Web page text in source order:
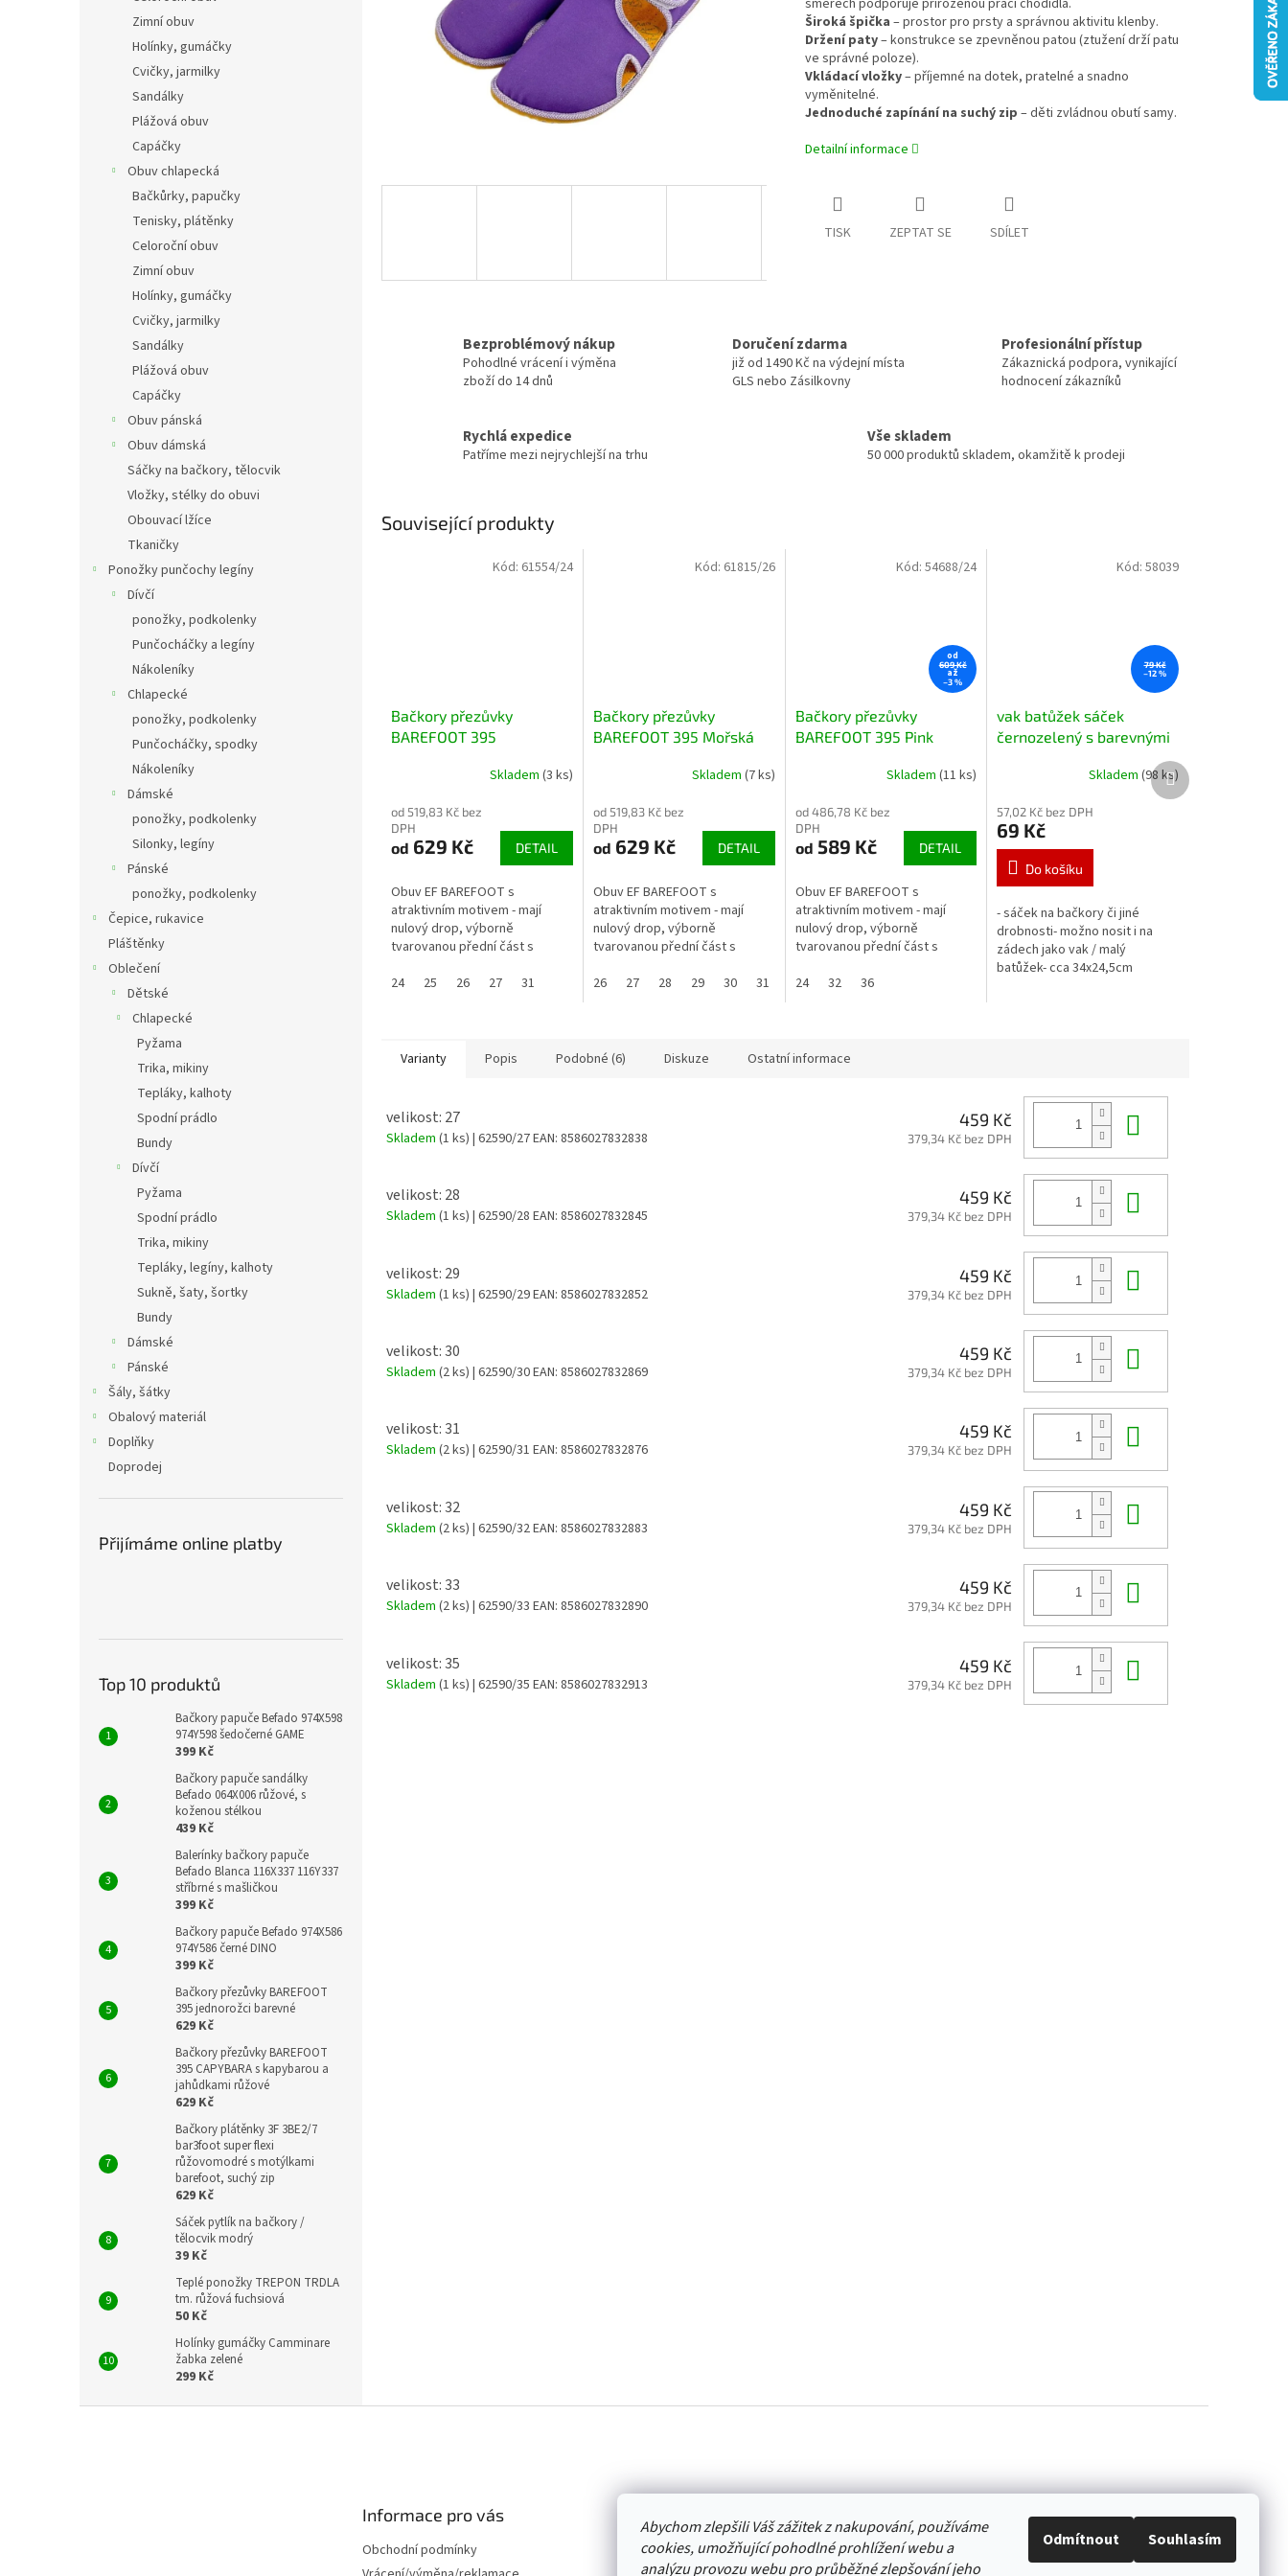
Abychom zlepšili Váš zážitek z nakupování, používáme
cookies, umožňující pohodlné prohlížení webu a
analýzu provozu webu pro průběžné zlepšování jeho
Odmítnout Souhlasím
Zimní obuv
Holínky, gumáčky
Cvičky, jarmilky
Sandálky
Plážová obuv
Capáčky
Obuv chlapecká
Bačkůrky, papučky
Tenisky, plátěnky
Celoroční obuv
Zimní obuv
Holínky, gumáčky
Cvičky, jarmilky
Sandálky
Plážová obuv
Capáčky
Obuv pánská
Obuv dámská
Sáčky na bačkory, tělocvik
Vložky, stélky do obuvi
Obouvací lžíce
Tkaničky
Ponožky punčochy legíny
Dívčí
ponožky, podkolenky
Punčocháčky a legíny
Nákoleníky
Chlapecké
ponožky, podkolenky
Punčocháčky, spodky
Nákoleníky
Dámské
ponožky, podkolenky
Silonky, legíny
Pánské
ponožky, podkolenky
Čepice, rukavice
Pláštěnky
Oblečení
Dětské
Chlapecké
Pyžama
Trika, mikiny
Tepláky, kalhoty
Spodní prádlo
Bundy
Dívčí
Pyžama
Spodní prádlo
Trika, mikiny
Tepláky, legíny, kalhoty
Sukně, šaty, šortky
Bundy
Dámské
Pánské
Šály, šátky
Obalový materiál
Doplňky
Doprodej
Přijímáme online platby
Top 10 produktů
Bačkory papuče Befado 974X598
974Y598 šedočerné GAME
399 Kč
Bačkory papuče sandálky
Befado 064X006 růžové, s
koženou stélkou
439 Kč
Balerínky bačkory papuče
Befado Blanca 116X337 116Y337
stříbrné s mašličkou
399 Kč
Bačkory papuče Befado 974X586
974Y586 černé DINO
399 Kč
Bačkory přezůvky BAREFOOT
395 jednorožci barevné
629 Kč
Bačkory přezůvky BAREFOOT
395 CAPYBARA s kapybarou a
jahůdkami růžové
629 Kč
Bačkory plátěnky 3F 3BE2/7
bar3foot super flexi
růžovomodré s motýlkami
barefoot, suchý zip
629 Kč
Sáček pytlík na bačkory /
tělocvik modrý
39 Kč
Teplé ponožky TREPON TRDLA
tm. růžová fuchsiová
50 Kč
Holínky gumáčky Camminare
žabka zelené
299 Kč
směrech podporuje přirozenou práci chodidla.
Široká špička – prostor pro prsty a správnou aktivitu klenby.
Držení paty– konstrukce se zpevněnou patou (ztužení drží patu
ve správné poloze).
Vkládací vložky– příjemné na dotek, pratelné a snadno
vyměnitelné.
Jednoduché zapínání na suchý zip – děti zvládnou obutí samy.
Detailní informace
TISK ZEPTAT SE SDÍLET
Bezproblémový nákup
Pohodlné vrácení i výměna
zboží do 14 dnů
Doručení zdarma
již od 1490 Kč na výdejní místa
GLS nebo Zásilkovny
Profesionální přístup
Zákaznická podpora, vynikající
hodnocení zákazníků
Rychlá expedice
Patříme mezi nejrychlejší na trhu
Vše skladem
50 000 produktů skladem, okamžitě k prodeji
Související produkty
Bačkory přezůvky
BAREFOOT 395
jahůdkami růžovéSkladem (3 ks)
od 519,83 Kč bez
DPH
od 629 Kč DETAIL
Obuv EF BAREFOOT s
atraktivním motivem - mají
nulový drop, výborně
tvarovanou přední část s
zapínání je na suchý zip, díky
24 25 26 27 31
Kód: 61554/24
Bačkory přezůvky
BAREFOOT 395 Mořská
Skladem (7 ks)
od 519,83 Kč bez
DPH
od 629 Kč DETAIL
Obuv EF BAREFOOT s
atraktivním motivem - mají
nulový drop, výborně
tvarovanou přední část s
zapínání je na suchý zip, díky
26 27 28 29 30 31 32 33 34
Kód: 61815/26
od
609 Kč
až
–3 %
Bačkory přezůvky
BAREFOOT 395 Pink
Skladem(11 ks)
od 486,78 Kč bez
DPH
od 589 Kč DETAIL
Obuv EF BAREFOOT s
atraktivním motivem - mají
nulový drop, výborně
tvarovanou přední část s
zapínání je na suchý zip, díky
24 32 36
Kód:54688/24
79 Kč
–12 %
vak batůžek sáček
černozelený s barevnými
Skladem (98 ks)
57,02 Kč bez DPH
69 Kč
Do košíku
- sáček na bačkory či jiné
drobnosti- možno nosit i na
zádech jako vak / malý
batůžek- cca 34x24,5cm
Kód: 58039
Další
produkt
Varianty Popis Podobné (6) Diskuze Ostatní informace
velikost: 27
Skladem (1 ks) | 62590/27EAN: 8586027832838
459 Kč
379,34 Kč bez DPH
velikost: 28
Skladem (1 ks) | 62590/28 EAN: 8586027832845
459 Kč
379,34 Kč bez DPH
velikost: 29
Skladem (1 ks) | 62590/29EAN: 8586027832852
459 Kč
379,34 Kč bez DPH
velikost: 30
Skladem (2 ks) | 62590/30EAN: 8586027832869
459 Kč
379,34 Kč bez DPH
velikost: 31
Skladem (2 ks) | 62590/31 EAN: 8586027832876
459 Kč
379,34 Kč bez DPH
velikost: 32
Skladem (2 ks) | 62590/32EAN: 8586027832883
459 Kč
379,34 Kč bez DPH
velikost: 33
Skladem (2 ks) | 62590/33 EAN: 8586027832890
459 Kč
379,34 Kč bez DPH
velikost: 35
Skladem (1 ks) | 62590/35 EAN: 8586027832913
459 Kč
379,34 Kč bez DPH
Informace pro vás
Obchodní podmínky